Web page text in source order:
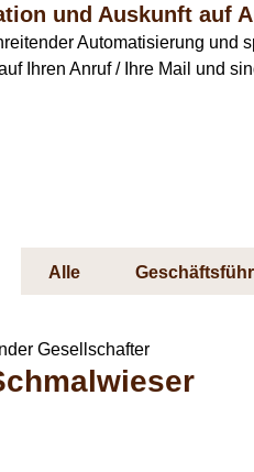
und Auskunft auf
Automatisierung
Ihren Anruf / Ihre Mail und
Alle
Gesellschafter